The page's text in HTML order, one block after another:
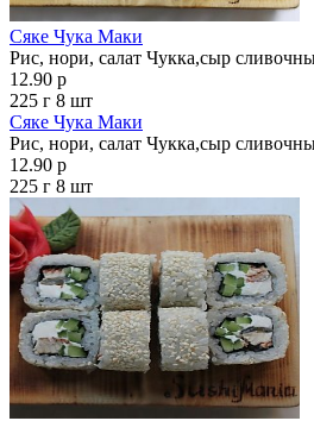
Сяке Чука Маки
Рис, нори, салат Чукка,сыр
12.90 р
225 г 8 шт
Сяке Чука Маки
Рис, нори, салат Чукка,сыр
12.90 р
225 г 8 шт